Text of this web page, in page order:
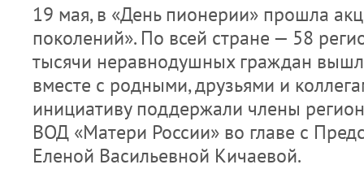
19 мая, в «День пионерии» прошла
поколений». По всей стране — 58
тысячи неравнодушных граждан
вместе с родными, друзьями и
инициативу поддержали члены
ВОД «Матери России» во главе с
Еленой Васильевной Кичаевой.